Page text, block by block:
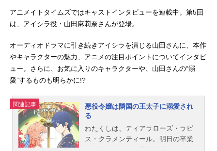
アニメイトタイムズではキャストインタビューを連載中。第5回
は、アイシラ役・山田麻莉奈さんが登場。
オーディオドラマに引き続きアイシラを演じる山田さんに、本作
やキャラクターの魅力、アニメの注目ポイントについてインタビ
ュー。さらに、お気に入りのキャラクターや、山田さんの“溺
愛”するものも明らかに!?
関連記事
悪役令嬢は隣国の王太子に溺愛され
る
わたくしは、ティアラローズ・ラピ
ス・クラメンティール。明日の卒業